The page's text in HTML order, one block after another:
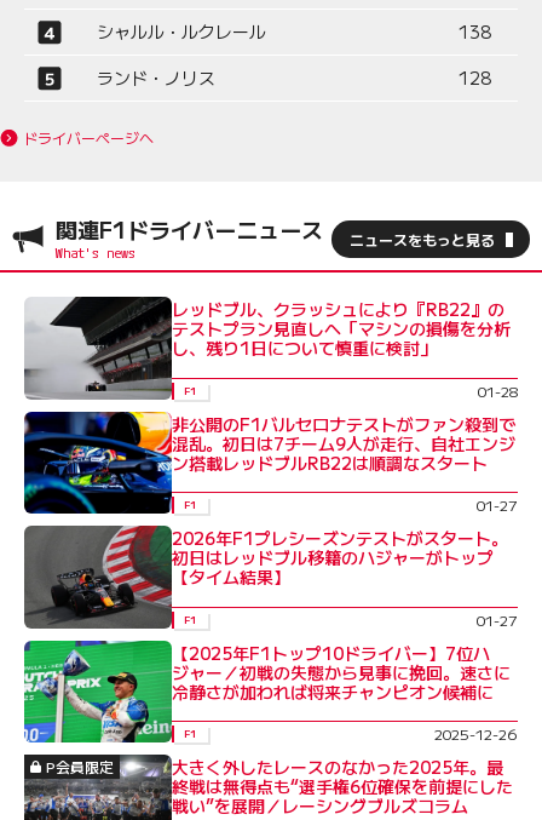
シャルル・ルクレール
138
ランド・ノリス
128
ドライバーページへ
関連F1ドライバーニュース ニュースをもっと見る
レッドブル、クラッシュにより『RB22』の
テストプラン見直しへ「マシンの損傷を分析
し、残り1日について慎重に検討」
F1 01-28
非公開のF1バルセロナテストがファン殺到で
混乱。初日は7チーム9人が走行、自社エンジ
ン搭載レッドブルRB22は順調なスタート
F1 01-27
2026年F1プレシーズンテストがスタート。
初日はレッドブル移籍のハジャーがトップ
【タイム結果】
F1 01-27
【2025年F1トップ10ドライバー】7位ハ
ジャー／初戦の失態から見事に挽回。速さに
冷静さが加われば将来チャンピオン候補に
F1
2025-12-26
P会員限定
大きく外したレースのなかった2025年。最
終戦は無得点も“選手権6位確保を前提にした
戦い”を展開／レーシングブルズコラム